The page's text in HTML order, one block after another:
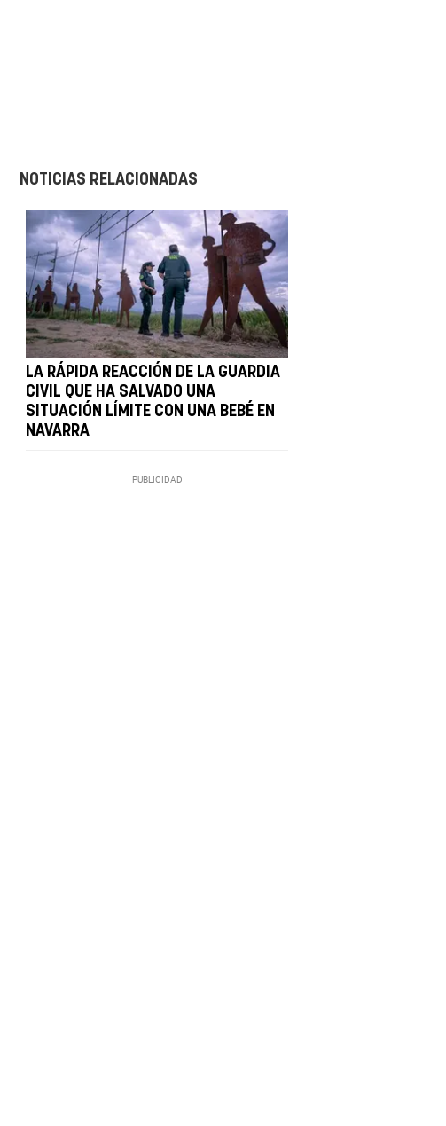
NOTICIAS RELACIONADAS
LA RÁPIDA REACCIÓN DE LA GUARDIA
CIVIL QUE HA SALVADO UNA
SITUACIÓN LÍMITE CON UNA BEBÉ EN
NAVARRA